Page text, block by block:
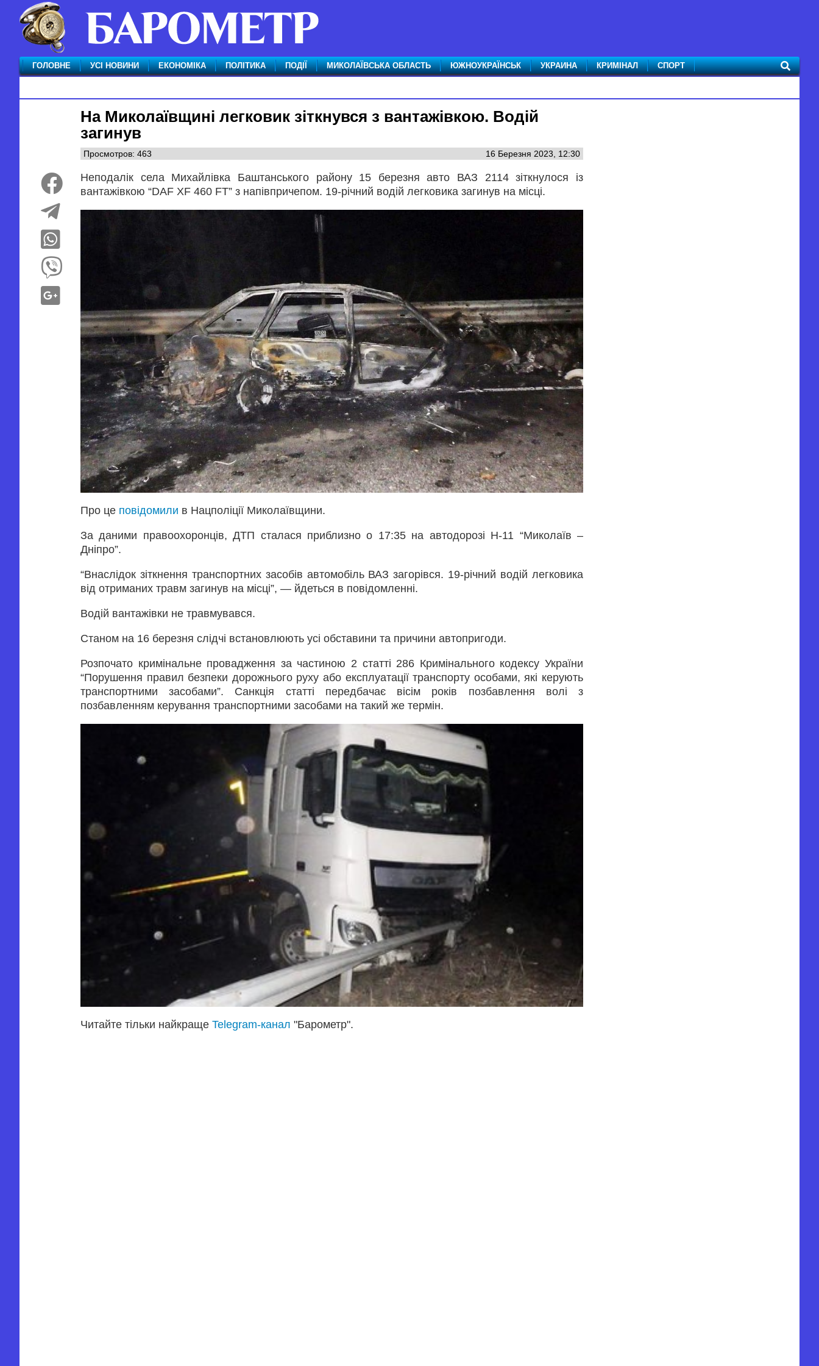
ГОЛОВНЕ УСІ НОВИНИ ЕКОНОМІКА ПОЛІТИКА ПОДІЇ МИКОЛАЇВСЬКА ОБЛАСТЬ ЮЖНОУКРАЇНСЬК УКРАИНА КРИМІНАЛ СПОРТ
На Миколаївщині легковик зіткнувся з вантажівкою. Водій
загинув
Просмотров: 463 16 Березня 2023, 12:30
Неподалік села Михайлівка Баштанського району 15 березня авто ВАЗ 2114 зіткнулося із
вантажівкою “DAF XF 460 FT” з напівпричепом. 19-річний водій легковика загинув на місці.
Про це повідомили в Нацполіції Миколаївщини.
За даними правоохоронців, ДТП сталася приблизно о 17:35 на автодорозі Н-11 “Миколаїв –
Дніпро”.
“Внаслідок зіткнення транспортних засобів автомобіль ВАЗ загорівся. 19-річний водій легковика
від отриманих травм загинув на місці”, — йдеться в повідомленні.
Водій вантажівки не травмувався.
Станом на 16 березня слідчі встановлюють усі обставини та причини автопригоди.
Розпочато кримінальне провадження за частиною 2 статті 286 Кримінального кодексу України
“Порушення правил безпеки дорожнього руху або експлуатації транспорту особами, які керують
транспортними засобами”. Санкція статті передбачає вісім років позбавлення волі з
позбавленням керування транспортними засобами на такий же термін.
Читайте тільки найкраще Telegram-канал "Барометр".